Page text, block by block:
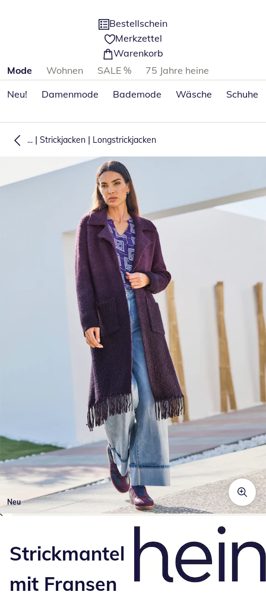
Bestellschein
Merkzettel
Warenkorb
Produktkategorien überspringen
Mode Wohnen SALE %
75 Jahre heine
Neu!
Damenmode Bademode Wäsche Schuhe
... | Strickjacken | Longstrickjacken
Neu
Strickmantel
mit Fransen